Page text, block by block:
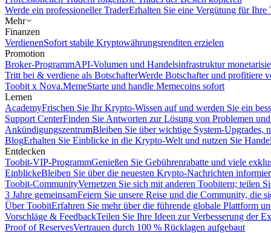
Werde ein professioneller TraderErhalten Sie eine Vergütung für Ihre
Mehr
Finanzen
VerdienenSofort stabile Kryptowährungsrenditen erzielen
Promotion
Broker-ProgrammAPI-Volumen und Handelsinfrastruktur
Tritt bei & verdiene als BotschafterWerde Botschafter und profitiere
Toobit x Nova.MemeStarte und handle Memecoins sofort
Lernen
AcademyFrischen Sie Ihr Krypto-Wissen auf und werden Sie ein
Support CenterFinden Sie Antworten zur Lösung von Problemen
AnkündigungszentrumBleiben Sie über wichtige System-Upgrades,
BlogErhalten Sie Einblicke in die Krypto-Welt und nutzen Sie
Entdecken
Toobit-VIP-ProgrammGenießen Sie Gebührenrabatte und viele
EinblickeBleiben Sie über die neuesten Krypto-Nachrichten
Toobit-CommunityVernetzen Sie sich mit anderen Toobitern; teilen
3 Jahre gemeinsamFeiern Sie unsere Reise und die Community, die
Über ToobitErfahren Sie mehr über die führende globale Plattform
Vorschläge & FeedbackTeilen Sie Ihre Ideen zur Verbesserung der
Proof of ReservesVertrauen durch 100 % Rücklagen aufgebaut